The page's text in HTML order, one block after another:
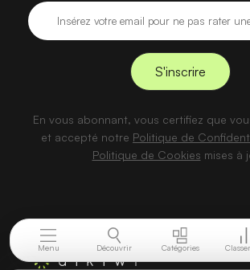
Menu Découvrir Catégories
En vous abonnant, vous certifiez que
et accepté notre Politique de
Politique de Cookies mises à